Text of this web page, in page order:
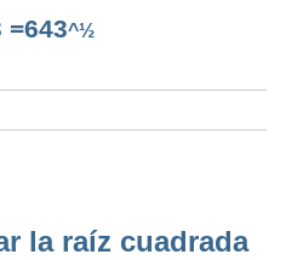
=643^½
la raíz cuadrada